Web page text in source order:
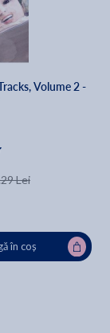
Volume 2 -
Lei
în coș